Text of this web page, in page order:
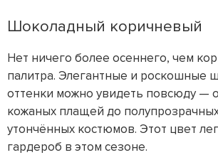
Шоколадный коричневый
Нет ничего более осеннего, чем
палитра. Элегантные и роскошные
оттенки можно увидеть повсюду —
кожаных плащей до
утончённых костюмов. Этот цвет
гардероб в этом сезоне.